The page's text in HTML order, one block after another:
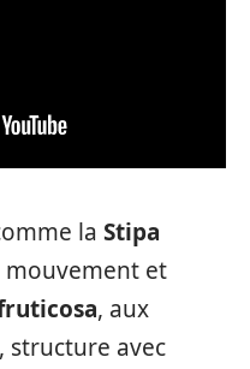
la Stipa
et
, aux
structure avec